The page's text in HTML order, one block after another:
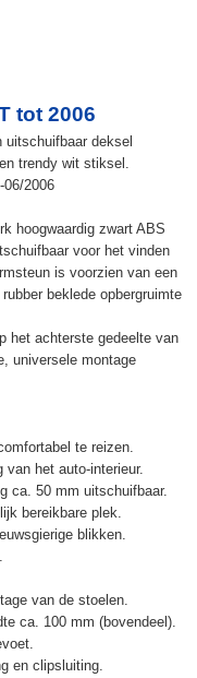
tot 2006
deksel
trendy wit stiksel.
06/2006
hoogwaardig zwart ABS
voor het vinden
is voorzien van een
beklede opbergruimte
het achterste gedeelte van
universele montage
te reizen.
van het auto-interieur.
ca. 50 mm uitschuifbaar.
bereikbare plek.
blikken.
van de stoelen.
ca. 100 mm (bovendeel).
en clipsluiting.